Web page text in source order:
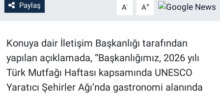
Paylaş A- A+
Konuya dair İletişim Başkanlığı tarafından
yapılan açıklamada, “Başkanlığımız, 2026 yılı
Türk Mutfağı Haftası kapsamında UNESCO
Yaratıcı Şehirler Ağı’nda gastronomi alanında